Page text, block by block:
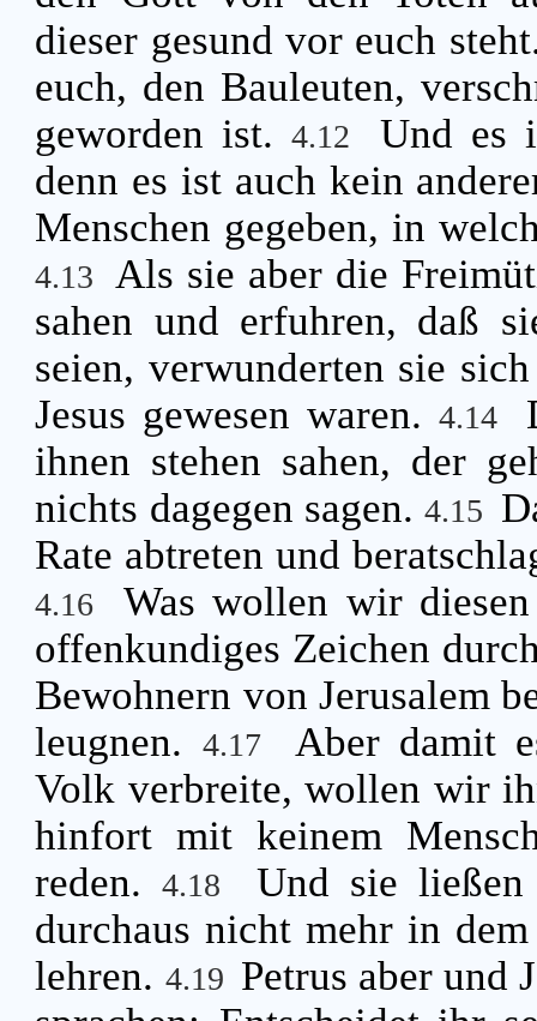
dieser gesund vor euch
euch, den Bauleuten,
geworden ist. 4.12
Und es
denn es ist auch kein
Menschen gegeben, in
4.13
Als sie aber die
sahen und erfuhren, daß
seien, verwunderten sie
Jesus gewesen waren.4.14
ihnen stehen sahen, der
nichts dagegen sagen.4.15
Rate abtreten und
4.16
Was wollen wir
offenkundiges Zeichen
Bewohnern von Jerusalem
leugnen.
4.17
Aber damit
Volk verbreite, wollen wir
hinfort mit keinem
reden.4.18
Und sie
durchaus nicht mehr in
lehren. 4.19 Petrus aber und